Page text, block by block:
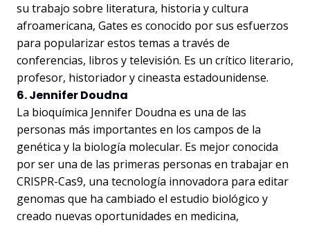
su trabajo sobre literatura, historia y cultura
afroamericana, Gates es conocido por sus esfuerzos
para popularizar estos temas a través de
conferencias, libros y televisión. Es un crítico literario,
profesor, historiador y cineasta estadounidense.
6. Jennifer Doudna
La bioquímica Jennifer Doudna es una de las
personas más importantes en los campos de la
genética y la biología molecular. Es mejor conocida
por ser una de las primeras personas en trabajar en
CRISPR-Cas9, una tecnología innovadora para editar
genomas que ha cambiado el estudio biológico y
creado nuevas oportunidades en medicina,